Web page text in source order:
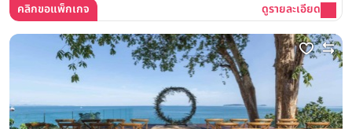
คลิกขอแพ็กเกจ ดูรายละเอียด